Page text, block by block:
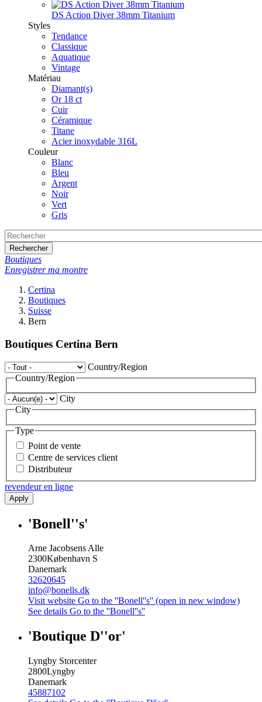
DS Action Diver 38mm Titanium
Styles
Tendance
Classique
Aquatique
Vintage
Matériau
Diamant(s)
Or 18 ct
Cuir
Céramique
Titane
Acier inoxydable 316L
Couleur
Blanc
Bleu
Argent
Noir
Vert
Gris
Rechercher
Boutiques
Enregistrer ma montre
Certina
Boutiques
Suisse
Bern
Boutiques Certina Bern
Country/Region
Country/Region
City
City
Type
Point de vente
Centre de services client
Distributeur
revendeur en ligne
Apply
'Bonell''s'
Arne Jacobsens Alle
2300København S
Danemark
32620645
info@bonells.dk
Visit website Go to the ''Bonell''s'' (open in new window)
See details Go to the ''Bonell''s''
'Boutique D''or'
Lyngby Storcenter
2800Lyngby
Danemark
45887102